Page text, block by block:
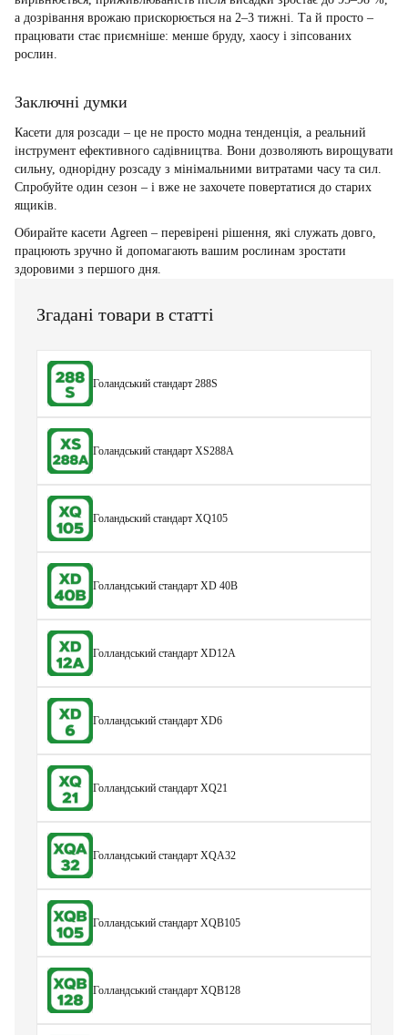
а дозрівання врожаю прискорюється на 2–3 тижні. Та й просто –
працювати стає приємніше: менше бруду, хаосу і зіпсованих
рослин.
Заключні думки
Касети для розсади – це не просто модна тенденція, а реальний
інструмент ефективного садівництва. Вони дозволяють вирощувати
сильну, однорідну розсаду з мінімальними витратами часу та сил.
Спробуйте один сезон – і вже не захочете повертатися до старих
ящиків.
Обирайте касети Agreen – перевірені рішення, які служать довго,
працюють зручно й допомагають вашим рослинам зростати
здоровими з першого дня.
Згадані товари в статті
Голандський стандарт 288S
Голандський стандарт XS288A
Голандьский стандарт XQ105
Голландський стандарт XD 40B
Голландський стандарт XD12A
Голландський стандарт XD6
Голландський стандарт XQ21
Голландський стандарт XQA32
Голландський стандарт XQB105
Голландський стандарт XQB128